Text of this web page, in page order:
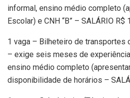
informal, ensino médio completo
Escolar) e CNH “B” – SALÁRIO R$
1 vaga – Bilheteiro de transportes
– exige seis meses de
ensino médio completo
disponibilidade de horários –